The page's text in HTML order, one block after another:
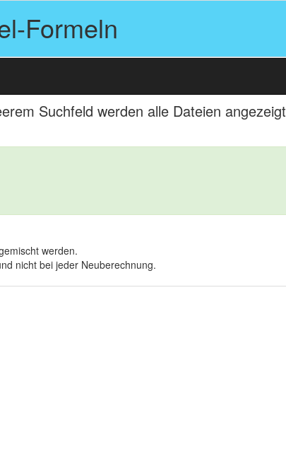
Formeln
Suchfeld werden alle Dateien angezeigt
werden.
nicht bei jeder Neuberechnung.